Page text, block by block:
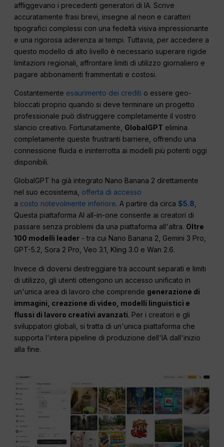
affliggevano i precedenti generatori di IA. Scrive
accuratamente frasi brevi, insegne al neon e caratteri
tipografici complessi con una fedeltà visiva impressionante
e una rigorosa aderenza ai tempi. Tuttavia, per accedere a
questo modello di alto livello è necessario superare rigide
limitazioni regionali, affrontare limiti di utilizzo giornaliero e
pagare abbonamenti frammentati e costosi.
Costantemente esaurimento dei crediti o essere geo-
bloccati proprio quando si deve terminare un progetto
professionale può distruggere completamente il vostro
slancio creativo. Fortunatamente, GlobalGPT elimina
completamente queste frustranti barriere, offrendo una
connessione fluida e ininterrotta ai modelli più potenti oggi
disponibili.
GlobalGPT ha già integrato Nano Banana 2 direttamente
nel suo ecosistema, offerta di accesso
a costo notevolmente inferiore. A partire da circa$5.8,
Questa piattaforma AI all-in-one consente ai creatori di
passare senza problemi da una piattaforma all'altra. Oltre
100 modelli leader - tra cui Nano Banana 2, Gemini 3 Pro,
GPT-5.2, Sora 2 Pro, Veo 3.1, Kling 3.0 e Wan 2.6.
Invece di doversi destreggiare tra account separati e limiti
di utilizzo, gli utenti ottengono un accesso unificato in
un'unica area di lavoro che comprende generazione di
immagini, creazione di video, modelli linguistici e
flussi di lavoro creativi avanzati. Per i creatori e gli
sviluppatori globali, si tratta di un'unica piattaforma che
supporta l'intera pipeline di produzione dell'IA dall'inizio
alla fine.